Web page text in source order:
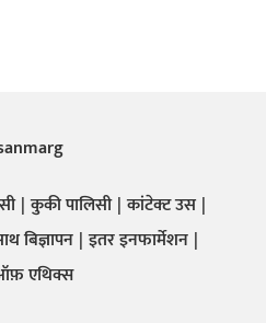
कुकी पालिसी कांटेक्ट उस
बिज्ञापन इतर इनफार्मेशन
एथिक्स